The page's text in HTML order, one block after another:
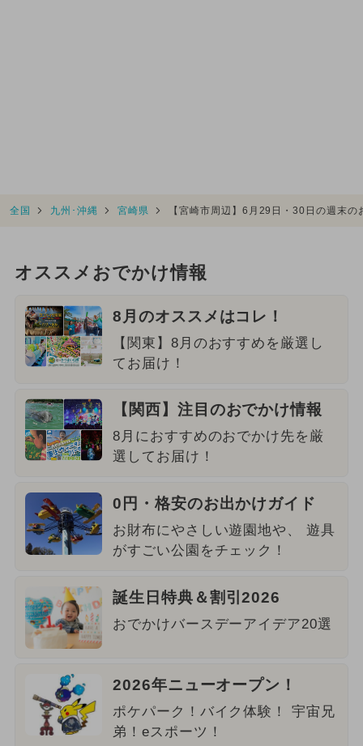
全国 九州･沖縄 宮崎県 【宮崎市周辺】6月29日・30日の週末
オススメおでかけ情報
8月のオススメはコレ！
【関東】8月のおすすめを厳選し
てお届け！
【関西】注目のおでかけ情報
8月におすすめのおでかけ先を厳
選してお届け！
0円・格安のお出かけガイド
お財布にやさしい遊園地や、 遊具
がすごい公園をチェック！
誕生日特典＆割引2026
おでかけバースデーアイデア20選
2026年ニューオープン！
ポケパーク！バイク体験！ 宇宙兄
弟！eスポーツ！